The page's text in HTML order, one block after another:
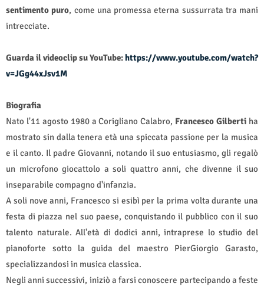
sentimento puro, come una promessa eterna sussurrata tra mani
intrecciate.
Guarda il videoclip su YouTube: https://www.youtube.com/watch?
v=JGg44xJsv1M
Biografia
Nato l'11 agosto 1980 a Corigliano Calabro, Francesco Gilberti ha
mostrato sin dalla tenera età una spiccata passione per la musica
e il canto. Il padre Giovanni, notando il suo entusiasmo, gli regalò
un microfono giocattolo a soli quattro anni, che divenne il suo
inseparabile compagno d'infanzia.
A soli nove anni, Francesco si esibì per la prima volta durante una
festa di piazza nel suo paese, conquistando il pubblico con il suo
talento naturale. All'età di dodici anni, intraprese lo studio del
pianoforte sotto la guida del maestro PierGiorgio Garasto,
specializzandosi in musica classica.
Negli anni successivi, iniziò a farsi conoscere partecipando a feste